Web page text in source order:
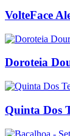
VolteFace
Doroteia
Quinta Dos